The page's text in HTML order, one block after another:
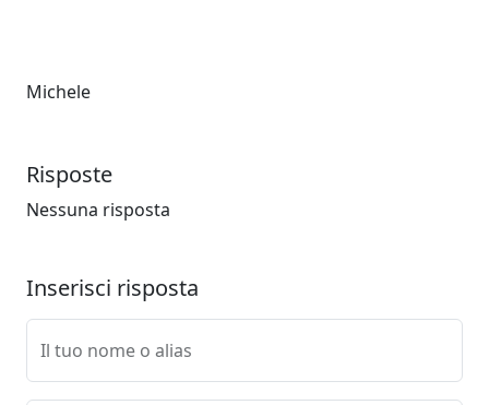
Michele
Risposte
Nessuna risposta
Inserisci risposta
Il tuo nome o alias